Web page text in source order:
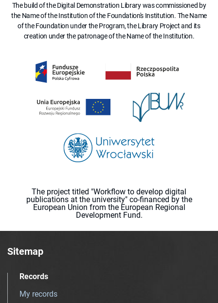
The build of the Digital Demonstration Library was commissioned by
the Name of the Institution of the Foundation's Institution. The Name
of the Foundation under the Program, the Library Project and its
creation under the patronage of the Name of the Institution.
The project titled "Workflow to develop digital
publications at the university" co-financed by the
European Union from the European Regional
Development Fund.
Sitemap
Records
My records